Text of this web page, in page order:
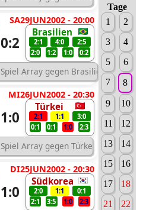
SA29JUN2002 - 20:00
0:2
Brasilien
2:1 4:0
2:5
2:0
1:2 1:0 0:2
MI26JUN2002 - 20:30
1:0
Türkei
2:1 1:1
3:0
0:1
0:1 1:0 2:3
DI25JUN2002 - 20:30
1:0
Südkorea
2:0 1:1
0:1
2:1
3:5 1:0 2:3
Tage
1
2
3
4
5
6
7
8
9
10
11
12
13
14
15
16
17
18
21
22